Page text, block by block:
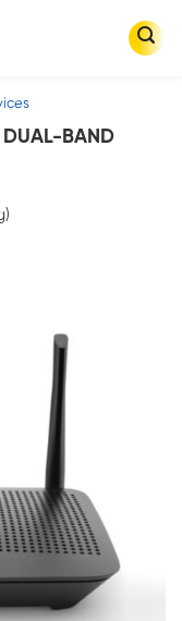
DUAL-BAND